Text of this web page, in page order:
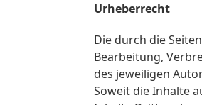
Urheberrecht
Die durch die
Bearbeitung,
des jeweiligen
Soweit die Inhalte